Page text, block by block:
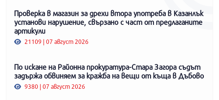
Проверка в магазин за дрехи втора употреба в Казанлък
установи нарушение, свързано с част от предлаганите
артикули
21109 | 07 август 2026
По искане на Районна прокуратура-Стара Загора съдът
задържа обвиняем за кражба на вещи от къща в Дъбово
9380 | 07 август 2026